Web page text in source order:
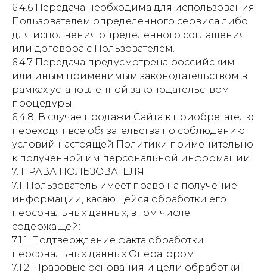
6.4.6 Передача необходима для использования
Пользователем определенного сервиса либо
для исполнения определенного соглашения
или договора с Пользователем.
6.4.7 Передача предусмотрена российским
или иным применимым законодательством в
рамках установленной законодательством
процедуры.
6.4.8. В случае продажи Сайта к приобретателю
переходят все обязательства по соблюдению
условий настоящей Политики применительно
к полученной им персональной информации.
7. ПРАВА ПОЛЬЗОВАТЕЛЯ.
7.1. Пользователь имеет право на получение
информации, касающейся обработки его
персональных данных, в том числе
содержащей:
7.1.1. Подтверждение факта обработки
персональных данных Оператором.
7.1.2. Правовые основания и цели обработки